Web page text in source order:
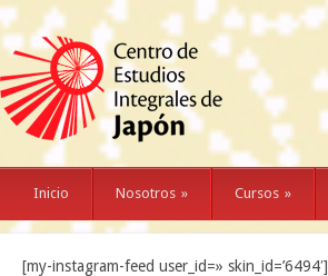
Inicio Nosotros » Cursos »
[my-instagram-feed user_id=» skin_id=’6494′]